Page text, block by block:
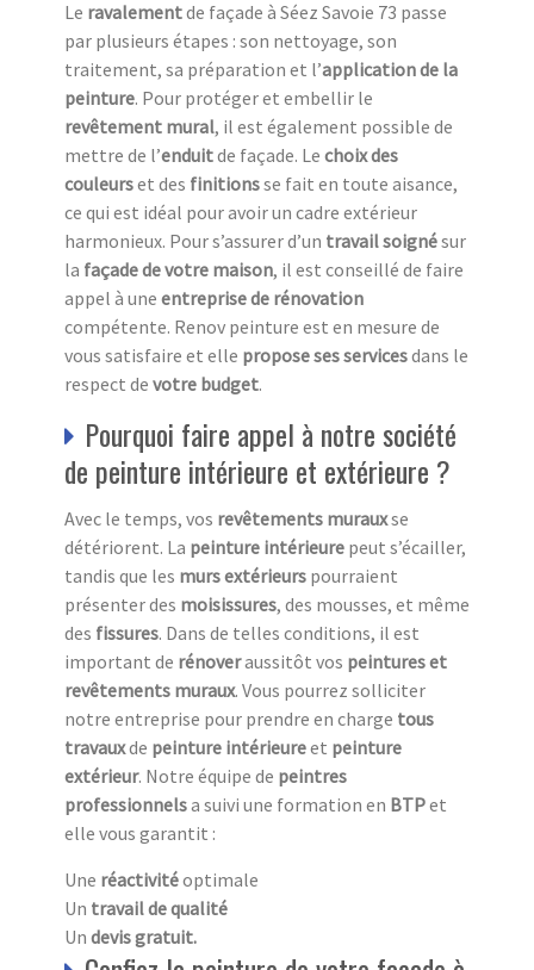
Le ravalementde façade à Séez Savoie 73 passe
par plusieurs étapes : son nettoyage, son
traitement, sa préparation et l’application de la
peinture. Pour protéger et embellir le
revêtement mural, il est également possible de
mettre de l’enduitde façade. Le choix des
couleurset des finitionsse fait en toute aisance,
ce qui est idéal pour avoir un cadre extérieur
harmonieux. Pour s’assurer d’un travail soignésur
la façade de votre maison, il est conseillé de faire
appel à une entreprise de rénovation
compétente. Renov peinture est en mesure de
vous satisfaire et elle propose ses servicesdans le
respect de votre budget.
Pourquoi faire appel à notre société
de peinture intérieure et extérieure ?
Avec le temps, vos revêtements murauxse
détériorent. La peinture intérieure peut s’écailler,
tandis que les murs extérieurs pourraient
présenter des moisissures, des mousses, et même
des fissures. Dans de telles conditions, il est
important de rénoveraussitôt vos peintures et
revêtements muraux. Vous pourrez solliciter
notre entreprise pour prendre en charge tous
travauxde peinture intérieureet peinture
extérieur. Notre équipe de peintres
professionnelsa suivi une formation en BTPet
elle vous garantit :
Une réactivitéoptimale
Un travail de qualité
Un devis gratuit.